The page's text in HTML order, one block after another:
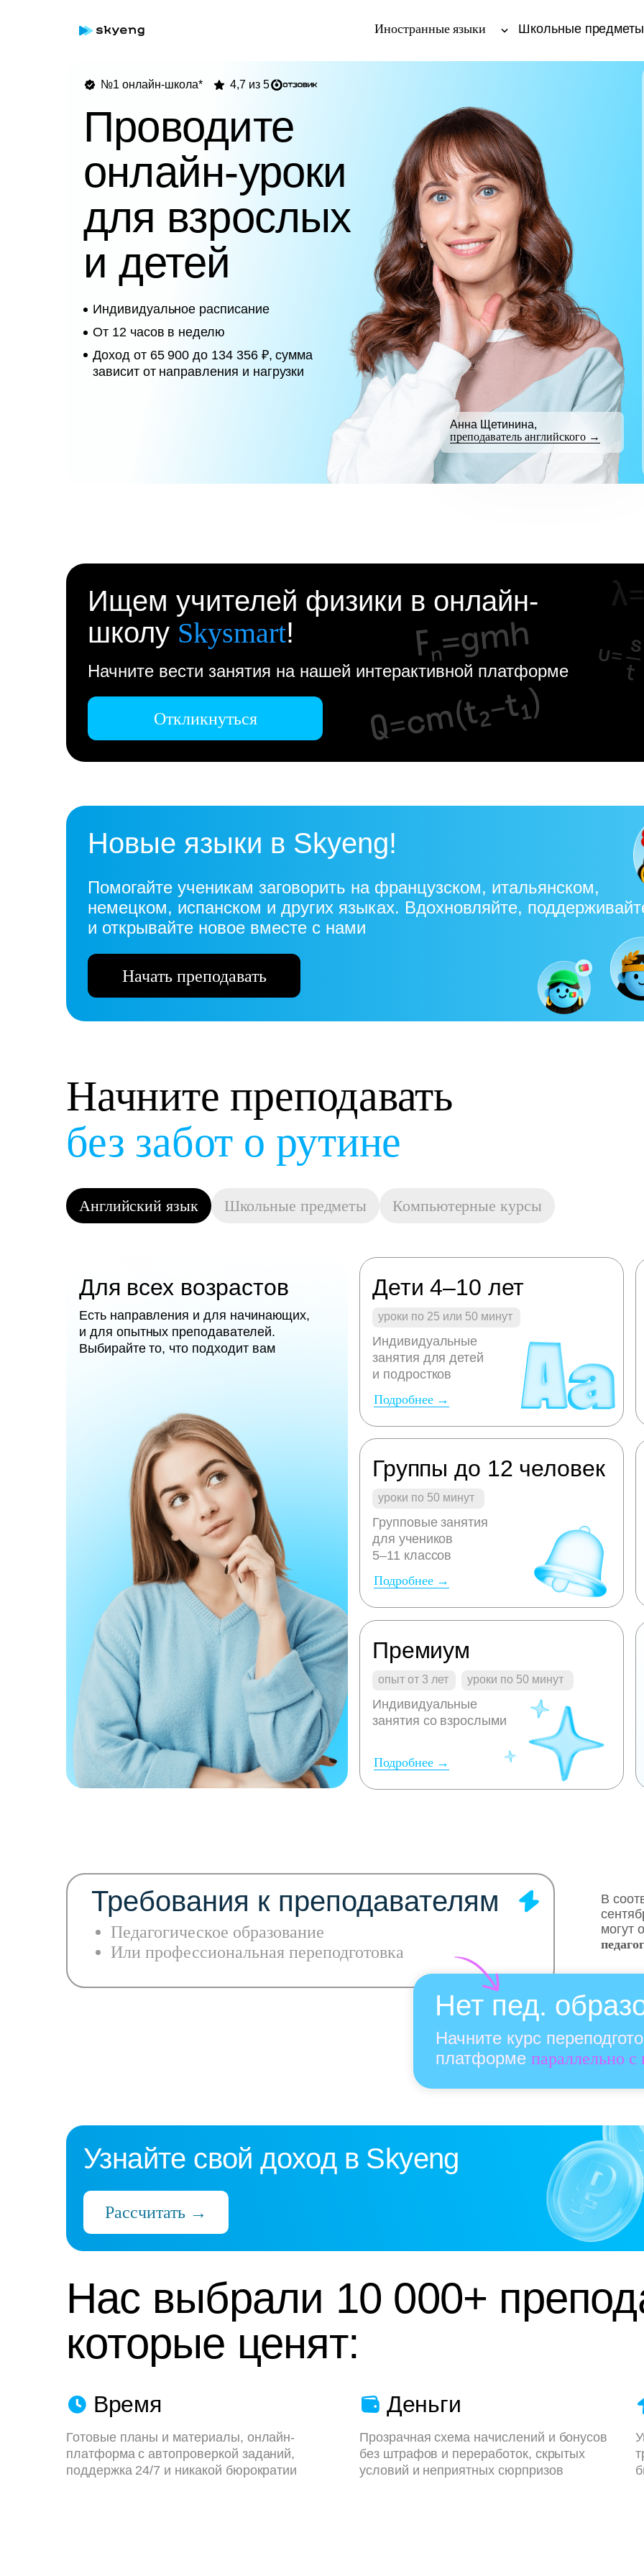
Иностранные языки Школьные предметы
№1 онлайн-школа*
Индивидуальное расписание
От 12 часов в неделю
Доход от 65 900 до 134 356 ₽, сумма
зависит от направления и нагрузки
4,7 из 5
Проводите
онлайн-уроки
для взрослых
и детей
Анна Щетинина,
преподаватель английского →
Ищем учителей физики в онлайн-
школу Skysmart!
Начните вести занятия на нашей интерактивной платформе
Откликнуться
Новые языки в Skyeng!
Помогайте ученикам заговорить на французском, итальянском,
немецком, испанском и других языках. Вдохновляйте,
и открывайте новое вместе с нами
Начать преподавать
Начните преподавать
и получать достойную оплату
Английский язык Школьные предметы Компьютерные курсы
Для всех возрастов
Есть направления и для начинающих,
и для опытных преподавателей.
Выбирайте то, что подходит вам
Дети 4–10 лет
уроки по 25 или 50 минут
Индивидуальные
занятия для детей
и подростков
Подробнее →
Групповые занятия
для учеников
5–11 классов
уроки по 50 минут
Группы до 12 человек
Подробнее →
Премиум
опыт от 3 лет уроки по 50 минут
Индивидуальные
занятия со взрослыми
Подробнее →
Педагогическое образование
Или профессиональная переподготовка
В
могут
Начните курс
платформе параллельно с
Требования к преподавателям
Нет пед.
Узнайте свой доход в Skyeng
Рассчитать →
Нас выбрали 10 000+
которые ценят:
Время
Готовые планы и материалы, онлайн-
платформа с автопроверкой заданий,
поддержка 24/7 и никакой бюрократии
Деньги
Прозрачная схема начислений и бонусов
без штрафов и переработок, скрытых
условий и неприятных сюрпризов